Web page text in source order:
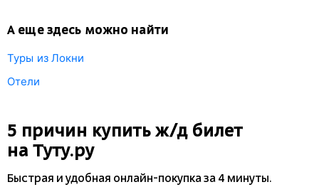
А еще здесь можно найти
Туры из Локни
Отели
5 причин купить ж/д билет
на Туту.ру
Быстрая и удобная онлайн-покупказа 4 минуты.